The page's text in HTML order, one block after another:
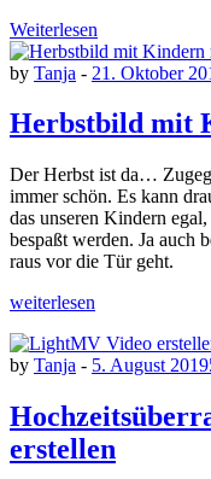
Weiterlesen
by Tanja - 21. Oktober
Herbstbild mit
Der Herbst ist da…
immer schön. Es kann
das unseren Kindern
bespaßt werden. Ja auch
raus vor die Tür geht.
weiterlesen
by Tanja - 5. August 2019
erstellen